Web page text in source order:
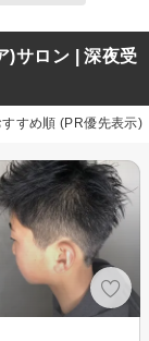
)サロン | 深夜受
すすめ順 (PR優先表示)